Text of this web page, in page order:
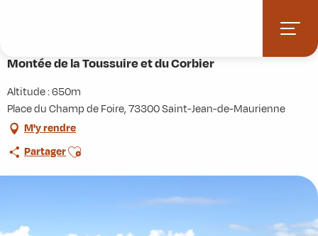
principal
Montée de la Toussuire et du Corbier
Altitude : 650m
Place du Champ de Foire, 73300 Saint-Jean-de-Maurienne
M'y rendre
PartagerAjouter aux favoris